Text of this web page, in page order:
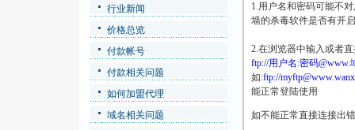
行业新闻
价格总览
付款帐号
付款相关问题
如何加盟代理
域名相关问题
1.用户名和密码可能不
墙的杀毒软件是否有开
2.在浏览器中输入或者
ftp://用户名:密码@www.
如:ftp://
能正常登陆使用
如不能正常直接连接出